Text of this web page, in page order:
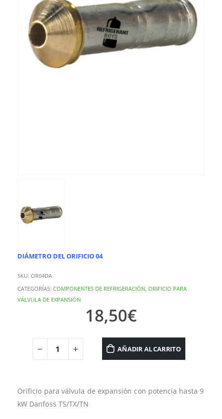
DIÁMETRO DEL ORIFICIO 04
SKU: OR04DA
CATEGORÍAS: COMPONENTES DE REFRIGERACIÓN, ORIFICIO PARA
VÁLVULA DE EXPANSIÓN
18,50€
AÑADIR AL CARRITO
Orificio para válvula de expansión con potencia hasta 9
kW Danfoss TS/TX/TN